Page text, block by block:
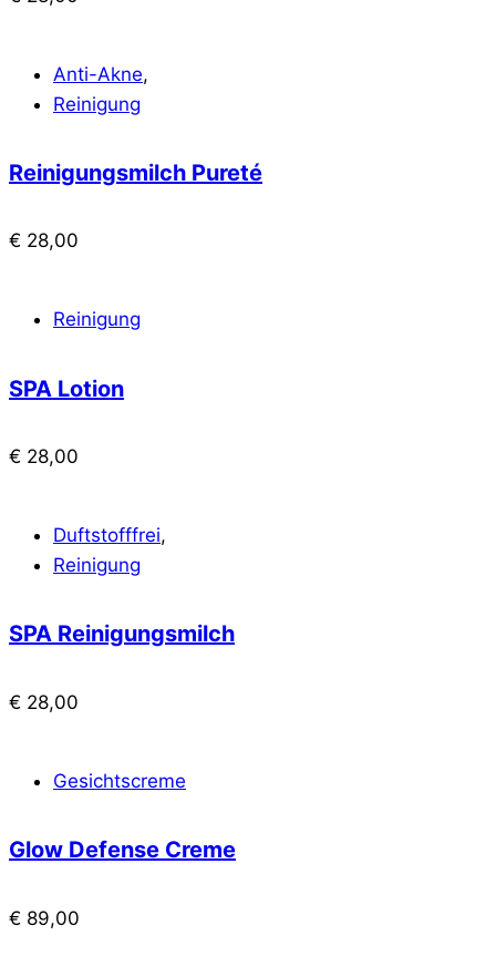
Anti-Akne,
Reinigung
Reinigungsmilch Pureté
€ 28,00
Reinigung
SPA Lotion
€ 28,00
Duftstofffrei,
Reinigung
SPA Reinigungsmilch
€ 28,00
Gesichtscreme
Glow Defense Creme
€ 89,00